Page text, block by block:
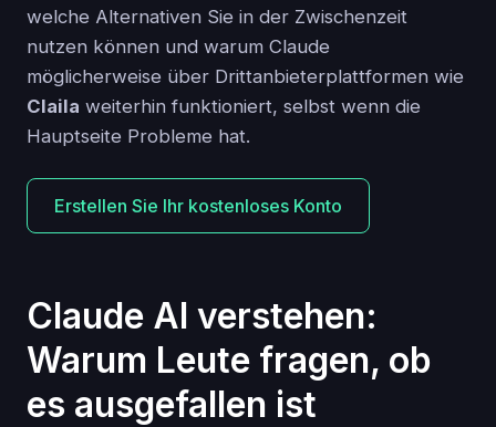
welche Alternativen Sie in der Zwischenzeit
nutzen können und warum Claude
möglicherweise über Drittanbieterplattformen wie
Claila weiterhin funktioniert, selbst wenn die
Hauptseite Probleme hat.
Erstellen Sie Ihr kostenloses Konto
Claude AI verstehen:
Warum Leute fragen, ob
es ausgefallen ist